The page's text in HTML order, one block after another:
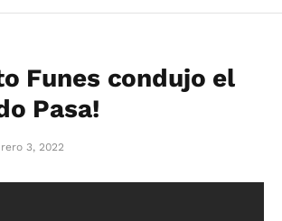
Funes condujo el
Pasa!
3, 2022